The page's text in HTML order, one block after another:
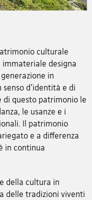
culturale
designa
in
senso d'identità e di
di questo patrimonio le
le usanze e i
Il patrimonio
e a differenza
in continua
della cultura in
delle tradizioni viventi